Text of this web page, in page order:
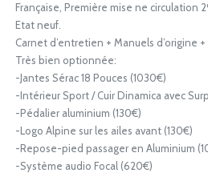
92527D39-356B-4E80-96DA-EDF7D0472D58
Française, Première mise ne circulation
Etat neuf.
Carnet d’entretien + Manuels d’origine
Très bien optionnée:
-Jantes Sérac 18 Pouces (1030€)
-Intérieur Sport / Cuir Dinamica avec
-Pédalier aluminium (130€)
-Logo Alpine sur les ailes avant (130€)
-Repose-pied passager en Aluminium
-Système audio Focal (620€)